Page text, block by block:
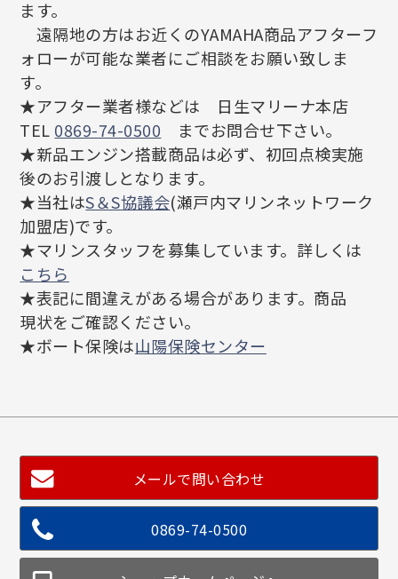
ます。
遠隔地の方はお近くのYAMAHA商品アフターフ
ォローが可能な業者にご相談をお願い致しま
す。
★アフター業者様などは 日生マリーナ本店
TEL 0869-74-0500 までお問合せ下さい。
★新品エンジン搭載商品は必ず、初回点検実施
後のお引渡しとなります。
★当社はS＆S協議会(瀬戸内マリンネットワーク
加盟店)です。
★マリンスタッフを募集しています。詳しくは
こちら
★表記に間違えがある場合があります。商品
現状をご確認ください。
★ボート保険は山陽保険センター
メールで問い合わせ
0869-74-0500